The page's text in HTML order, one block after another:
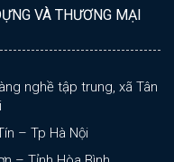
VÀ THƯƠNG MẠI
nghề tập trung, xã Tân
– Tp Hà Nội